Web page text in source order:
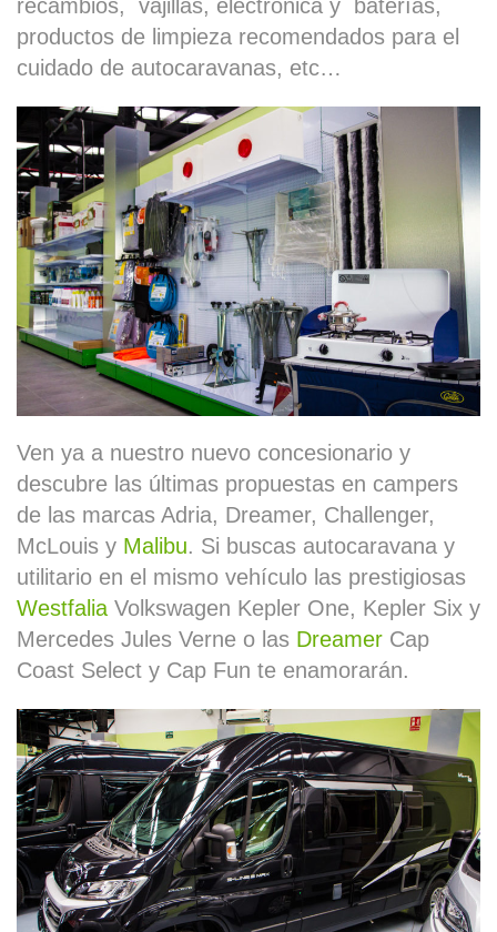
recambios, vajillas, electrónica y baterías,
productos de limpieza recomendados para el
cuidado de autocaravanas, etc…
Ven ya a nuestro nuevo concesionario y
descubre las últimas propuestas en campers
de las marcas Adria, Dreamer, Challenger,
McLouis y Malibu. Si buscas autocaravana y
utilitario en el mismo vehículo las prestigiosas
Westfalia Volkswagen Kepler One, Kepler Six y
Mercedes Jules Verne o las Dreamer Cap
Coast Select y Cap Fun te enamorarán.